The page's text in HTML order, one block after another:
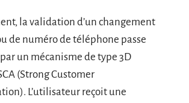
la validation d’un changement
de numéro de téléphone passe
un mécanisme de type 3D
(Strong Customer
L’utilisateur reçoit une